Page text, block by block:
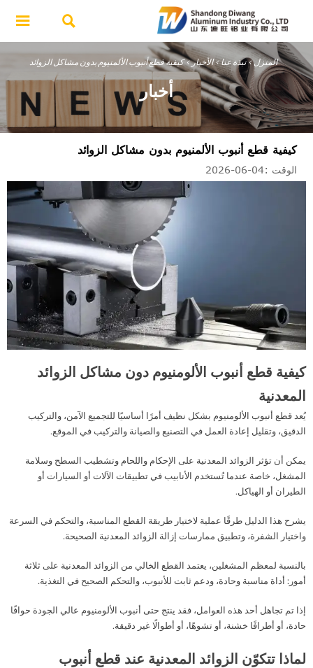


المنزل>نبذة عنا>الأخبار>كيفية قطع أنبوب الألمنيوم بدون مشاكل الزوائد
أخبار
كيفية قطع أنبوب الألمنيوم بدون مشاكل الزوائد
الوقت :04-06-2026
كيفية قطع أنبوب الألومنيوم دون مشاكل الزوائد
المعدنية
يُعد قطع أنبوب الألومنيوم بشكل نظيف أمرًا أساسيًا للتجميع الآمن، والتركيب
الدقيق، وتقليل إعادة العمل في التصنيع والصيانة والتركيب في الموقع.
يمكن أن تؤثر الزوائد المعدنية على الإحكام واللحام وتشطيب السطح وسلامة
المشغل، خاصة عندما تُستخدم الأنابيب في تطبيقات الآلات أو السيارات أو
الطيران أو الهياكل.
يشرح هذا الدليل طرقًا عملية لاختيار طريقة القطع المناسبة، والتحكم في السرعة
واختيار الشفرة، وتطبيق ممارسات إزالة الزوائد المعدنية الصحيحة.
بالنسبة لمعظم المشغلين، يعتمد القطع الخالي من الزوائد المعدنية على ثلاثة
أمور: أداة مناسبة وحادة، ودعم ثابت للأنبوب، والتحكم الصحيح في التغذية.
إذا تم تجاهل أحد هذه العوامل، فقد ينتج حتى أنبوب الألومنيوم عالي الجودة حوافًا
حادة، أو أطرافًا خشنة، أو تشوهًا، أو أطوالًا غير دقيقة.
لماذا تتكوّن الزوائد المعدنية عند قطع أنبوب